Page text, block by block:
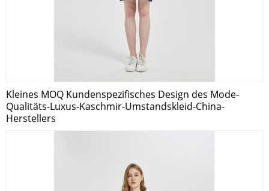
Kleines MOQ Kundenspezifisches Design des Mode-
Qualitäts-Luxus-Kaschmir-Umstandskleid-China-
Herstellers